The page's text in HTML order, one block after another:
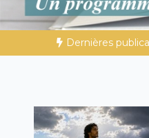
Dernières
s’émerveiller | 04.08.2026 |